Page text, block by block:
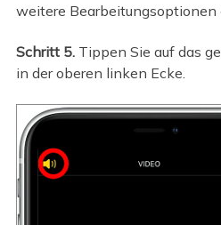
weitere Bearbeitungsoptionen
Schritt 5.Tippen Sie auf das
in der oberen linken Ecke.